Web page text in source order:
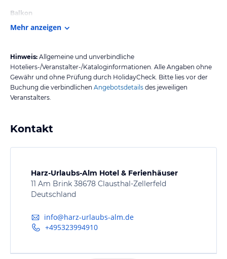
Balkon
Mehr anzeigen
Hinweis: Allgemeine und unverbindliche
Hoteliers-/Veranstalter-/Kataloginformationen. Alle Angaben ohne
Gewähr und ohne Prüfung durch HolidayCheck. Bitte lies vor der
Buchung die verbindlichen Angebotsdetails des jeweiligen
Veranstalters.
Kontakt
Harz-Urlaubs-Alm Hotel & Ferienhäuser
11 Am Brink 38678 Clausthal-Zellerfeld
Deutschland
info@harz-urlaubs-alm.de
+495323994910